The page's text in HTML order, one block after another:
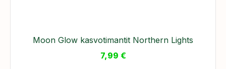
Moon Glow kasvotimantit Northern Lights
7,99 €